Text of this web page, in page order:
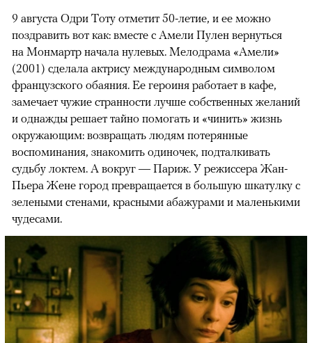
9 августа Одри Тоту отметит 50-летие, и ее можно
поздравить вот как: вместе с Амели Пулен вернуться
на Монмартр начала нулевых. Мелодрама «Амели»
(2001) сделала актрису международным символом
французского обаяния. Ее героиня работает в кафе,
замечает чужие странности лучше собственных желаний
и однажды решает тайно помогать и «чинить» жизнь
окружающим: возвращать людям потерянные
воспоминания, знакомить одиночек, подталкивать
судьбу локтем. А вокруг — Париж. У режиссера Жан-
Пьера Жене город превращается в большую шкатулку с
зелеными стенами, красными абажурами и маленькими
чудесами.